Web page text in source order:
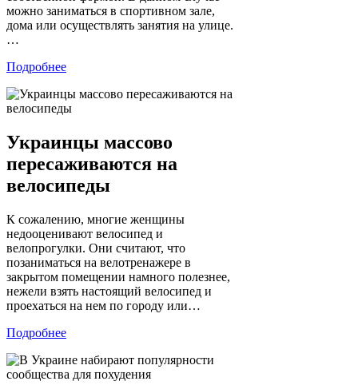
можно заниматься в спортивном зале,
дома или осуществлять занятия на улице.
…
Подробнее
Украинцы массово
пересаживаются на
велосипеды
К сожалению, многие женщины
недооценивают велосипед и
велопрогулки. Они считают, что
позаниматься на велотренажере в
закрытом помещении намного полезнее,
нежели взять настоящий велосипед и
проехаться на нем по городу или…
Подробнее